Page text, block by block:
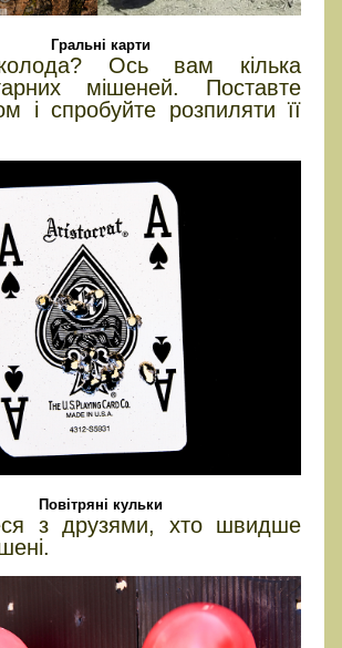
Гральні карти
Ось вам кілька
мішеней. Поставте
і спробуйте розпиляти її
Повітряні кульки
з друзями, хто швидше